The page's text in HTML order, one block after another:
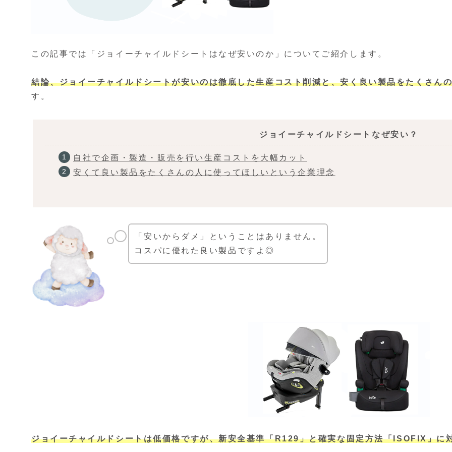
この記事では「ジョイーチャイルドシートはなぜ安いのか」についてご紹介します。
結論、ジョイーチャイルドシートが安いのは徹底した生産コスト削減と、安く良い製品をたくさん
す。
ジョイーチャイルドシートなぜ安い？
自社で企画・製造・販売を行い生産コストを大幅カット
安くて良い製品をたくさんの人に使ってほしいという企業理念
「安いからダメ」ということはありません。
コスパに優れた良い製品ですよ◎
ジョイーチャイルドシートは低価格ですが、新安全基準「R129」と確実な固定方法「ISOFIX」に